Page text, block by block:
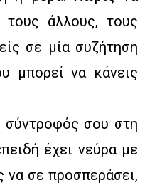
τους άλλους, τους
σε μία συζήτηση
μπορεί να κάνεις
σου στη
έχει νεύρα με
να σε προσπεράσει,